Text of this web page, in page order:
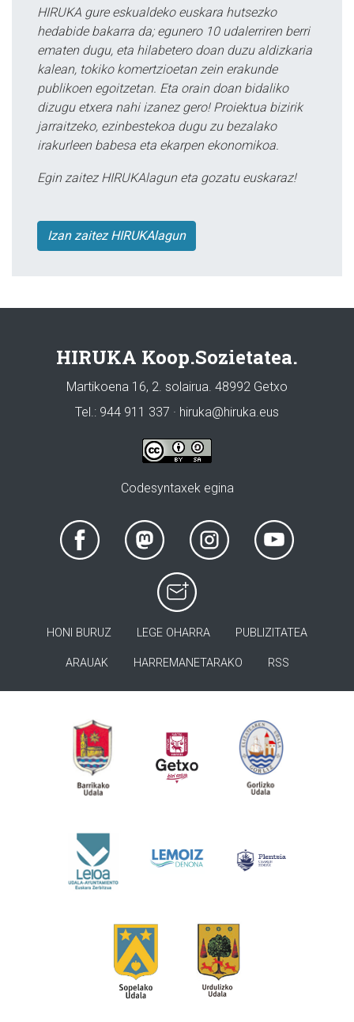
HIRUKA gure eskualdeko euskara hutsezko
hedabide bakarra da; egunero 10 udalerriren berri
ematen dugu, eta hilabetero doan duzu aldizkaria
kalean, tokiko komertzioetan zein erakunde
publikoen egoitzetan. Eta orain doan bidaliko
dizugu etxera nahi izanez gero! Proiektua bizirik
jarraitzeko, ezinbestekoa dugu zu bezalako
irakurleen babesa eta ekarpen ekonomikoa.
Egin zaitez HIRUKAlagun eta gozatu euskaraz!
Izan zaitez HIRUKAlagun
HIRUKA Koop.Sozietatea.
Martikoena 16, 2. solairua. 48992 Getxo
Tel.: 944 911 337 · hiruka@hiruka.eus
Codesyntaxek egina
HONI BURUZ LEGE OHARRA PUBLIZITATEA
ARAUAK HARREMANETARAKO RSS